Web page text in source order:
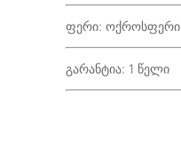
ფერი: ოქროსფერი
გარანტია: 1 წელი